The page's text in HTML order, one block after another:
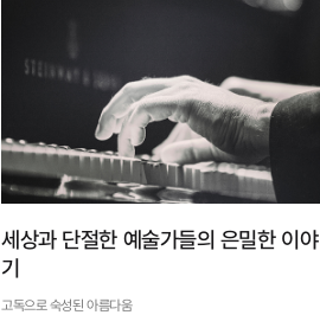
세상과 단절한 예술가들의 은밀한 이야
기
고독으로 숙성된 아름다움